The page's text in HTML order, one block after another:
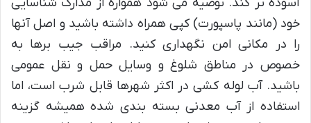
خود (مانند پاسپورت) کپی همراه داشته باشید و اصل آنها
را در مکانی امن نگهداری کنید. مراقب جیب برها به
خصوص در مناطق شلوغ و وسایل حمل و نقل عمومی
باشید. آب لوله کشی در اکثر شهرها قابل شرب است، اما
استفاده از آب معدنی بسته بندی شده همیشه گزینه